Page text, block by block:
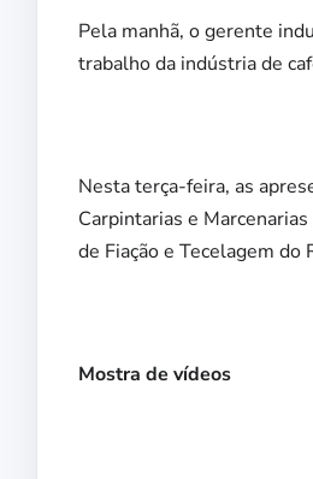
Pela manhã, o gerente
trabalho da indústria de
Nesta terça-feira, as
Carpintarias e
de Fiação e Tecelagem do
Mostra de vídeos